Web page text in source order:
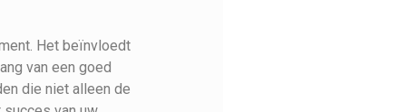
Het beïnvloedt
van een goed
die niet alleen de